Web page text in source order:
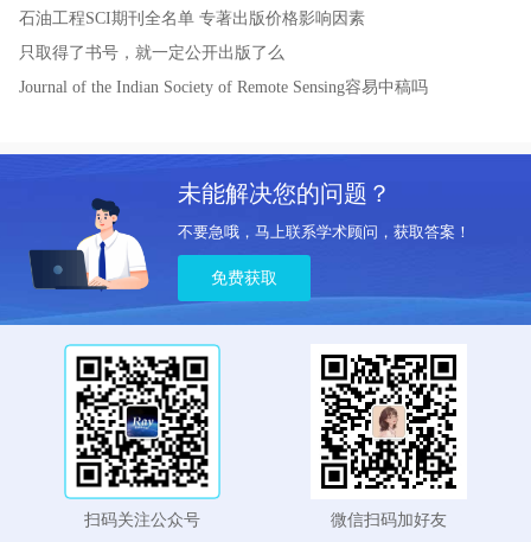
石油工程SCI期刊全名单 专著出版价格影响因素
只取得了书号，就一定公开出版了么
Journal of the Indian Society of Remote Sensing容易中稿吗
未能解决您的问题？
不要急哦，马上联系学术顾问，获取答案！
免费获取
扫码关注公众号 微信扫码加好友